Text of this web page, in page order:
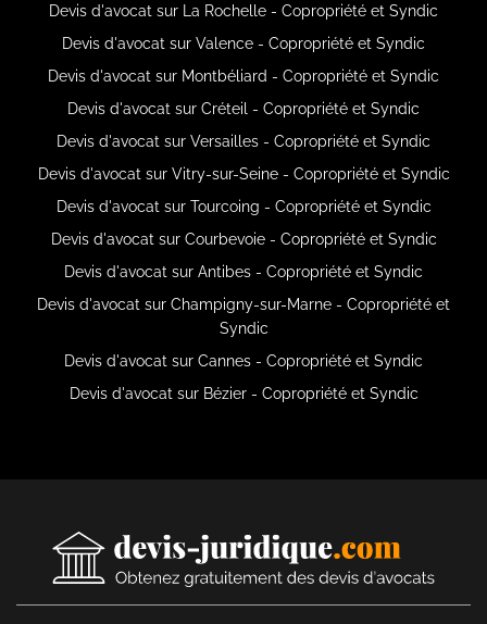
Devis d'avocat sur La Rochelle - Copropriété et Syndic
Devis d'avocat sur Valence - Copropriété et Syndic
Devis d'avocat sur Montbéliard - Copropriété et Syndic
Devis d'avocat sur Créteil - Copropriété et Syndic
Devis d'avocat sur Versailles - Copropriété et Syndic
Devis d'avocat sur Vitry-sur-Seine - Copropriété et Syndic
Devis d'avocat sur Tourcoing - Copropriété et Syndic
Devis d'avocat sur Courbevoie - Copropriété et Syndic
Devis d'avocat sur Antibes - Copropriété et Syndic
Devis d'avocat sur Champigny-sur-Marne - Copropriété et
Syndic
Devis d'avocat sur Cannes - Copropriété et Syndic
Devis d'avocat sur Bézier - Copropriété et Syndic